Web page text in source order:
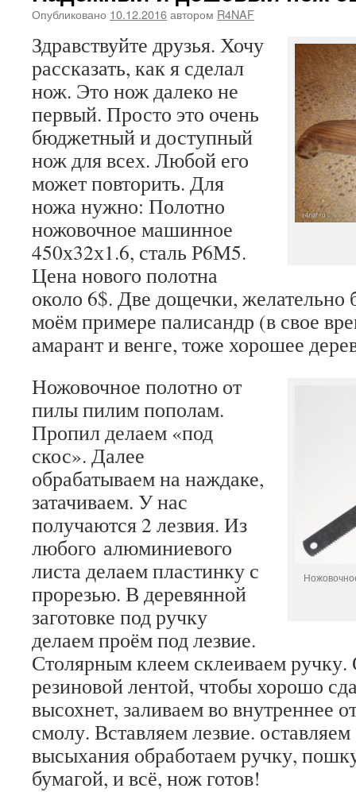
Опубликовано 10.12.2016автором R4NAF
Здравствуйте друзья. Хочу
рассказать, как я сделал
нож. Это нож далеко не
первый. Просто это очень
бюджетный и доступный
нож для всех. Любой его
может повторить. Для
ножа нужно: Полотно
ножовочное машинное
450х32х1.6, сталь Р6М5.
Цена нового полотна
около 6$. Две дощечки,
моём примере палисандр (в свое
амарант и венге, тоже хорошее
Ножовочное полотно от
пилы пилим пополам.
Пропил делаем «под
скос». Далее
обрабатываем на наждаке,
затачиваем. У нас
получаются 2 лезвия. Из
любого алюминиевого
листа делаем пластинку с
прорезью. В деревянной
заготовке под ручку
делаем проём под лезвие.
Столярным клеем склеиваем
резиновой лентой, чтобы хорошо
высохнет, заливаем во внутреннее
смолу. Вставляем лезвие.
высыхания обработаем ручку,
бумагой, и всё, нож готов!